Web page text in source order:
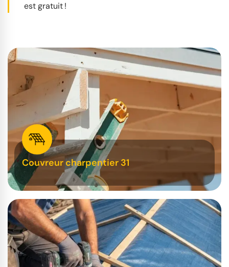
est gratuit !
Couvreur charpentier 31